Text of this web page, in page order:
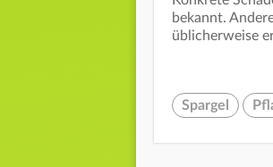
bekannt.
üblicherweise
Spargel